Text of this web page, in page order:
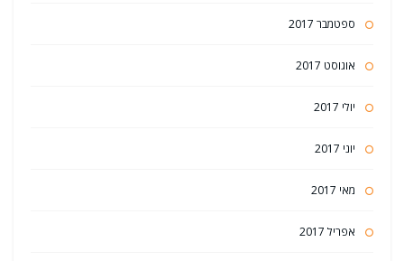
ספטמבר 2017
אוגוסט 2017
יולי 2017
יוני 2017
מאי 2017
אפריל 2017